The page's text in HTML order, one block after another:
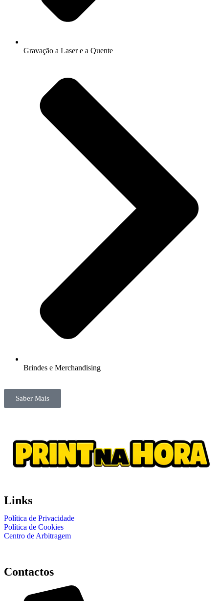
Gravação a Laser e a Quente
Brindes e Merchandising
Saber Mais
Links
Política de Privacidade
Política de Cookies
Centro de Arbitragem
Contactos